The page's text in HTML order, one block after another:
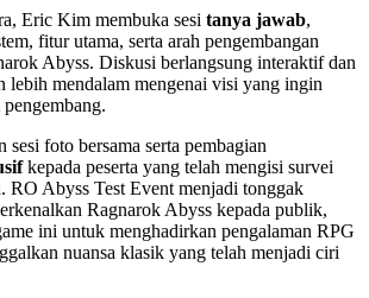
Eric Kim membuka sesi tanya jawab,
fitur utama, serta arah pengembangan
Abyss. Diskusi berlangsung interaktif dan
lebih mendalam mengenai visi yang ingin
sesi foto bersama serta pembagian
kepada peserta yang telah mengisi survei
RO Abyss Test Event menjadi tonggak
Ragnarok Abyss kepada publik,
ini untuk menghadirkan pengalaman RPG
nuansa klasik yang telah menjadi ciri